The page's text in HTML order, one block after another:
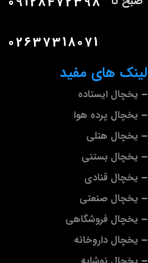
لینک های مفید
یخچال ایستاده
یخچال پرده هوا
یخچال هتلی
یخچال بستنی
یخچال قنادی
یخچال صنعتی
یخچال فروشگاهی
یخچال داروخانه
02637318071